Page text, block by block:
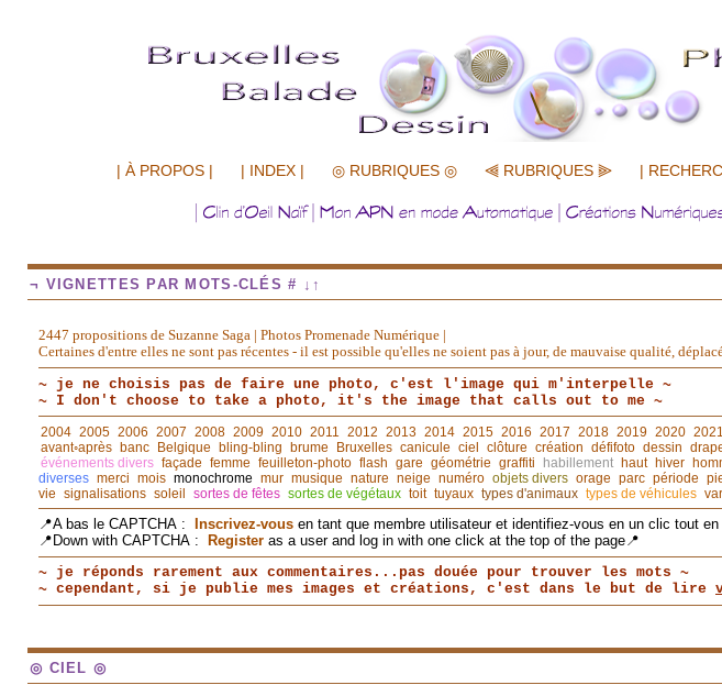
| À PROPOS | | INDEX | ◎ RUBRIQUES ◎ ⫷ RUBRIQUES ⫸ |
¬ VIGNETTES PAR MOTS-CLÉS # ↓↑
2447 propositions de Suzanne Saga | Photos Promenade Numérique |
Certaines d'entre elles ne sont pas récentes - il est possible qu'elles ne soient pas à jour, de mauvaise qualité,
~ je ne choisis pas de faire une photo, c'est l'image qui m'interpelle ~
~ I don't choose to take a photo, it's the image that calls out to me ~
2004 2005 2006 2007 2008 2009 2010 2011 2012 2013 2014 2015 2016 2017 2018 2019 2020 2021
avant◦après banc Belgique bling-bling brume Bruxelles canicule ciel clôture création défifoto dessin
événements divers façade femme feuilleton-photo flash gare géométrie graffiti habillement haut hiver
diverses merci mois monochrome mur musique nature neige numéro objets divers orage parc période
vie signalisations soleil sortes de fêtes sortes de végétaux toit tuyaux types d'animaux types de véhicules
📍A bas le CAPTCHA : Inscrivez-vous en tant que membre utilisateur et identifiez-vous en un clic tout en
📍Down with CAPTCHA :
Register as a user and log in with one click at the top of the page📍
~ je réponds rarement aux commentaires...pas douée pour trouver les mots ~
~ cependant, si je publie mes images et créations, c'est dans le but de lire
◎ CIEL ◎